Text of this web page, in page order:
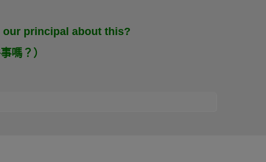
our principal about this?
嗎？）